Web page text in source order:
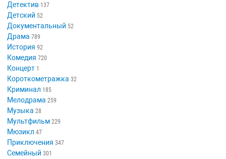
Детектив 137
Детский 52
Документальный 52
Драма 789
История 92
Комедия 720
Концерт 1
Короткометражка 32
Криминал 185
Мелодрама 259
Музыка 28
Мультфильм 229
Мюзикл 47
Приключения 347
Семейный 301